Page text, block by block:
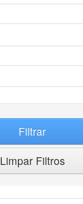
Filtrar
Limpar Filtros